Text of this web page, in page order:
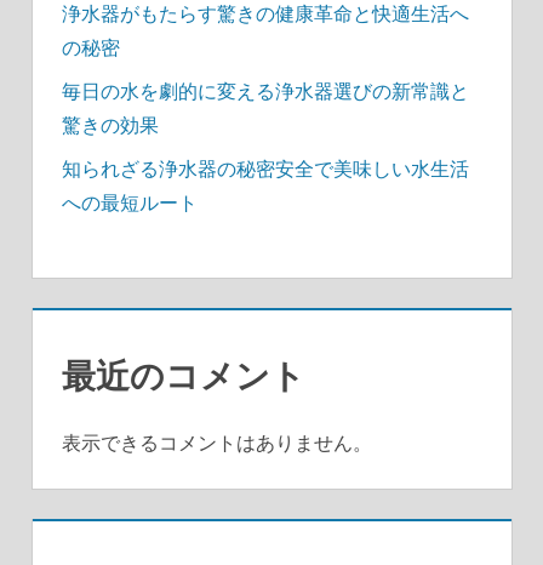
浄水器がもたらす驚きの健康革命と快適生活へ
の秘密
毎日の水を劇的に変える浄水器選びの新常識と
驚きの効果
知られざる浄水器の秘密安全で美味しい水生活
への最短ルート
最近のコメント
表示できるコメントはありません。